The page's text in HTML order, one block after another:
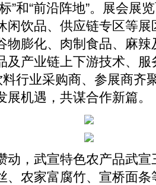
”和“前沿阵地”。展会展
闲饮品、供应链专区等
物膨化、肉制食品、麻
及产业链上下游技术、
行业采购商、参展商齐
机遇，共谋合作新篇。
动，武宣特色农产品武
、农家富腐竹、宣桥面